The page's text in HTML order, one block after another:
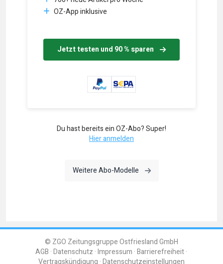
OZ-App inklusive
Jetzt testen und 90 % sparen
Du hast bereits ein OZ-Abo? Super!
Hier anmelden
Weitere Abo-Modelle
© ZGO Zeitungsgruppe Ostfriesland GmbH
AGB Datenschutz Impressum Barrierefreiheit
Vertragskündigung Datenschutzeinstellungen